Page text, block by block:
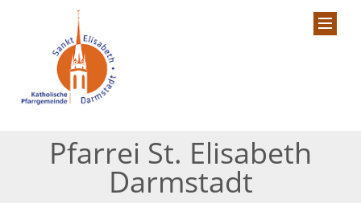
Pfarrei St. Elisabeth
Darmstadt